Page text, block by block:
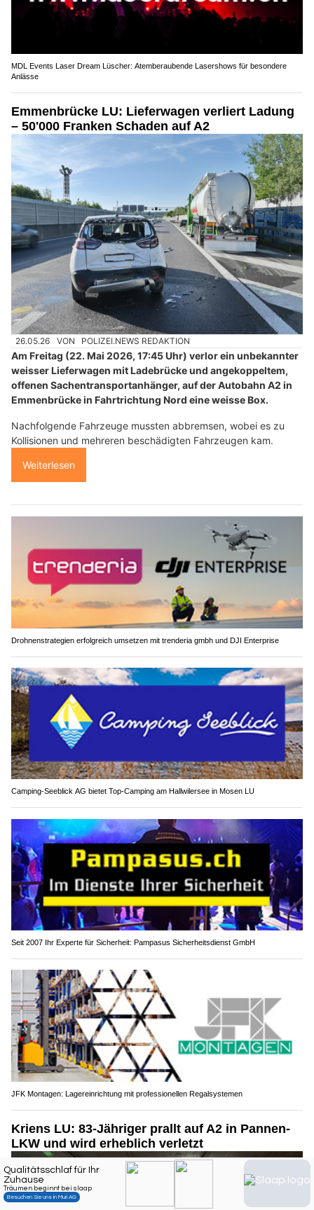
MDL Events Laser Dream Lüscher: Atemberaubende Lasershows für besondere
Anlässe
Emmenbrücke LU: Lieferwagen verliert Ladung
– 50'000 Franken Schaden auf A2
26.05.26 VON POLIZEI.NEWS REDAKTION
Am Freitag (22. Mai 2026, 17:45 Uhr) verlor ein unbekannter
weisser Lieferwagen mit Ladebrücke und angekoppeltem,
offenen Sachentransportanhänger, auf der Autobahn A2 in
Emmenbrücke in Fahrtrichtung Nord eine weisse Box.
Nachfolgende Fahrzeuge mussten abbremsen, wobei es zu
Kollisionen und mehreren beschädigten Fahrzeugen kam.
Weiterlesen
Drohnenstrategien erfolgreich umsetzen mit trenderia gmbh und DJI Enterprise
Camping-Seeblick AG bietet Top-Camping am Hallwilersee in Mosen LU
Seit 2007 Ihr Experte für Sicherheit: Pampasus Sicherheitsdienst GmbH
JFK Montagen: Lagereinrichtung mit professionellen Regalsystemen
Kriens LU: 83-Jähriger prallt auf A2 in Pannen-
LKW und wird erheblich verletzt